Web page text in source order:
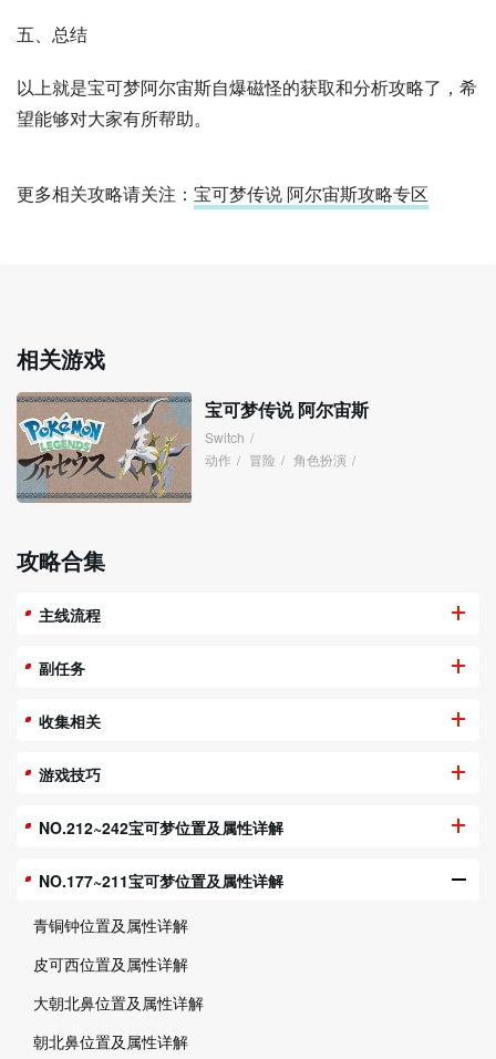
五、总结
以上就是宝可梦阿尔宙斯自爆磁怪的获取和分析攻略了，希
望能够对大家有所帮助。
更多相关攻略请关注： 宝可梦传说 阿尔宙斯攻略专区
相关游戏
宝可梦传说 阿尔宙斯
Switch /
动作 / 冒险 / 角色扮演 /
攻略合集
主线流程
副任务
收集相关
游戏技巧
NO.212~242宝可梦位置及属性详解
NO.177~211宝可梦位置及属性详解
青铜钟位置及属性详解
皮可西位置及属性详解
大朝北鼻位置及属性详解
朝北鼻位置及属性详解